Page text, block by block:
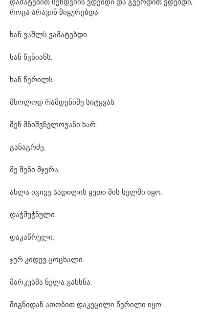
დამატებით სენდვიჩს ვდებდი და გვერდით ვდებდი,
როცა არავინ მიყურებდა.
ხან ვაშლს ვამატებდი.
ხან წვნიანს.
ხან წერილს.
მხოლოდ რამდენიმე სიტყვას.
შენ მნიშვნელოვანი ხარ.
განაგრძე.
მე შენი მჯერა.
ახლა იგივე სადილის ყუთი მის ხელში იყო.
დაჭმუჭნული.
დაკაწრული.
ჯერ კიდევ ცოცხალი.
მარკუსმა ნელა გახსნა.
შიგნიდან ათობით დაკეცილი წერილი იყო.